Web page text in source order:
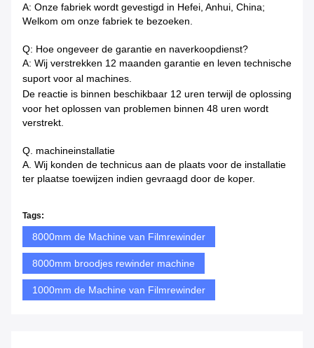
A: Onze fabriek wordt gevestigd in Hefei, Anhui, China;
Welkom om onze fabriek te bezoeken.
Q: Hoe ongeveer de garantie en naverkoopdienst?
A: Wij verstrekken 12 maanden garantie en leven technische
suport voor al machines.
De reactie is binnen beschikbaar 12 uren terwijl de oplossing
voor het oplossen van problemen binnen 48 uren wordt
verstrekt.
Q. machineinstallatie
A. Wij konden de technicus aan de plaats voor de installatie
ter plaatse toewijzen indien gevraagd door de koper.
Tags:
8000mm de Machine van Filmrewinder
8000mm broodjes rewinder machine
1000mm de Machine van Filmrewinder